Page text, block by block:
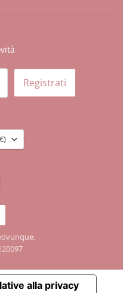
Registrati
(EUR €)
alla privacy